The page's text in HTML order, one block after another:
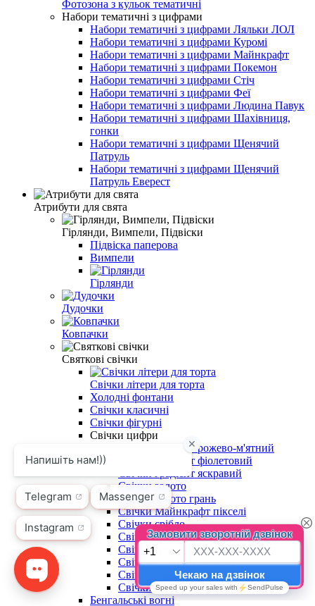
Фотозона з кульок тематичні
Набори тематичні з цифрами
Набори тематичні з цифрами Ляльки ЛОЛ
Набори тематичні з цифрами Куромі
Набори тематичні з цифрами Майнкрафт
Набори тематичні з цифрами Покемон
Набори тематичні з цифрами Стіч
Набори тематичні з цифрами Феї
Набори тематичні з цифрами Людина Павук
Набори тематичні з цифрами Шахівниця,
гонки
Набори тематичні з цифрами Щенячий
Патруль
Набори тематичні з цифрами Щенячий
Патруль Еверест
Атрибути для свята
Гірлянди, Вимпели, Підвіски
Підвіска паперова
Вимпели
Гірлянди
Дудочки
Ковпачки
Святкові свічки
Свічки літери для торта
Холодні фонтани
Свічки класичні
Свічки фігурні
Свічки цифри
Свічки градієнт рожево-м'ятний
Свічки градієнт фіолетовий
Свічки градієнт яскравий
Свічки золото
Свічки золото грань
Свічки Майнкрафт пікселі
Свічки срібло
Свічки срібло грань
Свічки Людина Павук
Свічки Чорні з короною
Свічки Шахівниця
Свічки Щенячий Патруль
Бенгальські вогні